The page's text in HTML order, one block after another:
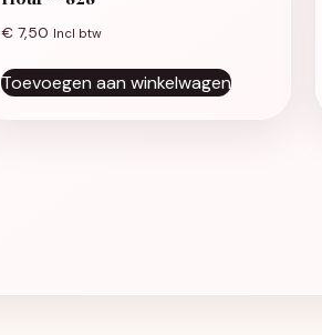
€ 7,50 Incl btw
Toevoegen aan winkelwagen